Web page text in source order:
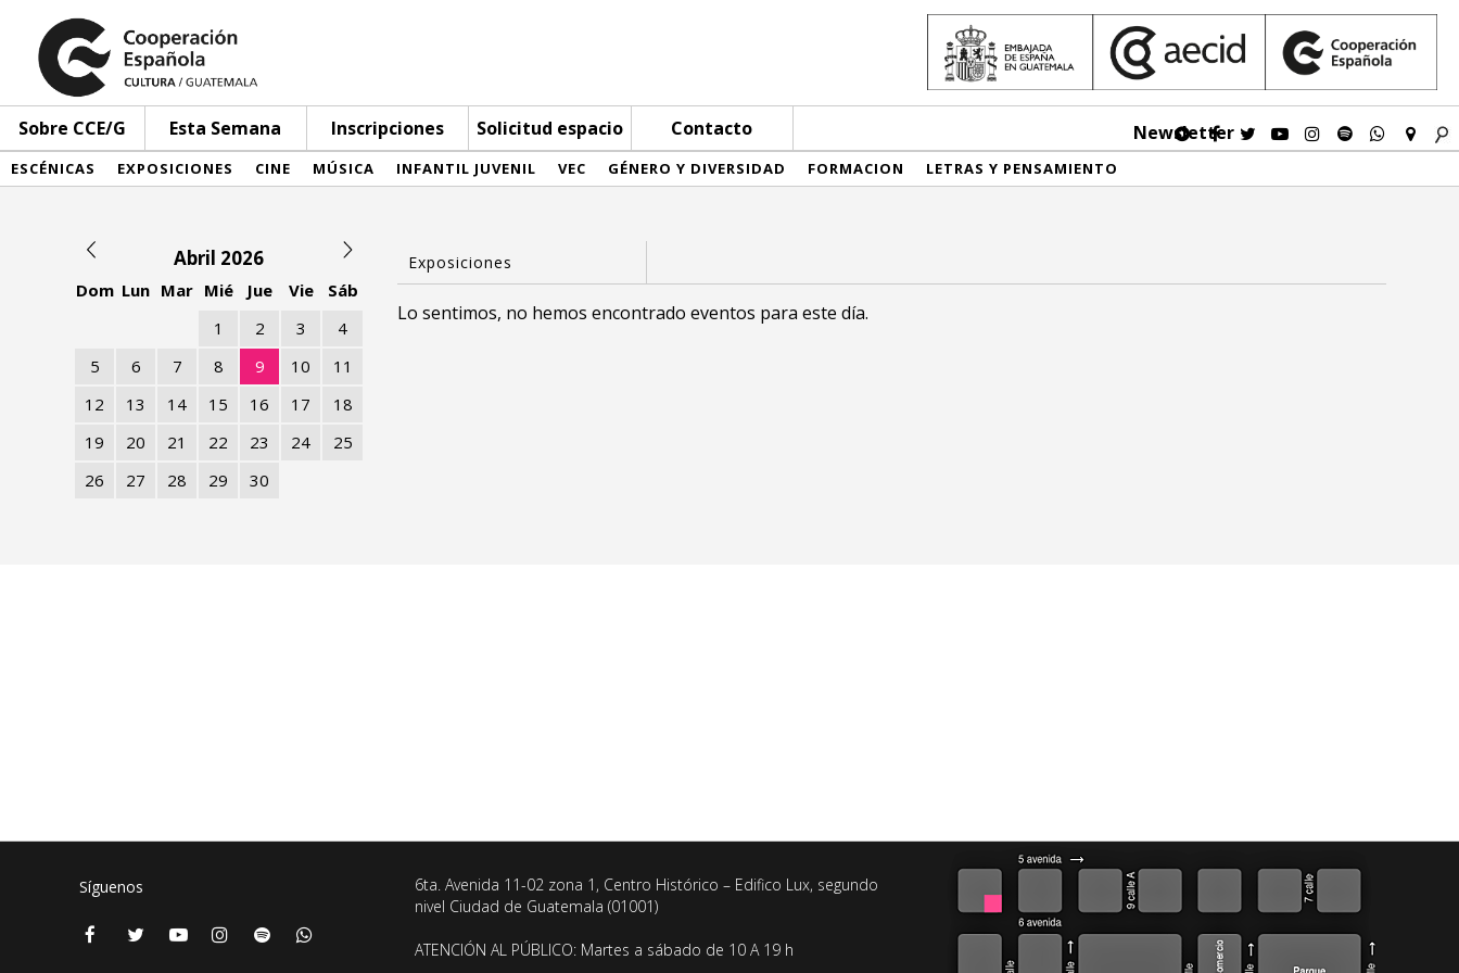
Sobre CCE/G Esta Semana Inscripciones Solicitud espacio Contacto Newsletter
ESCÉNICAS EXPOSICIONES CINE MÚSICA INFANTIL JUVENIL VEC GÉNERO Y DIVERSIDAD FORMACION LETRAS Y PENSAMIENTO
Abril 2026
Dom Lun Mar Mié Jue Vie
Sáb
1
2 3
4
5
6 7 8 9 10
11
12
13 14 15 16 17
18
19
20 21 22 23 24
25
26
27 28 29 30
Lo sentimos, no hemos encontrado eventos para este día.
Síguenos
6ta. Avenida 11-02 zona 1, Centro Histórico – Edifico Lux, segundo
nivel Ciudad de Guatemala (01001)
ATENCIÓN AL PÚBLICO: Martes a sábado de 10 A 19 h